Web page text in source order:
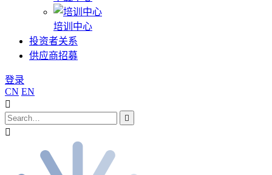
培训中心
投资者关系
供应商招募
登录
CN EN